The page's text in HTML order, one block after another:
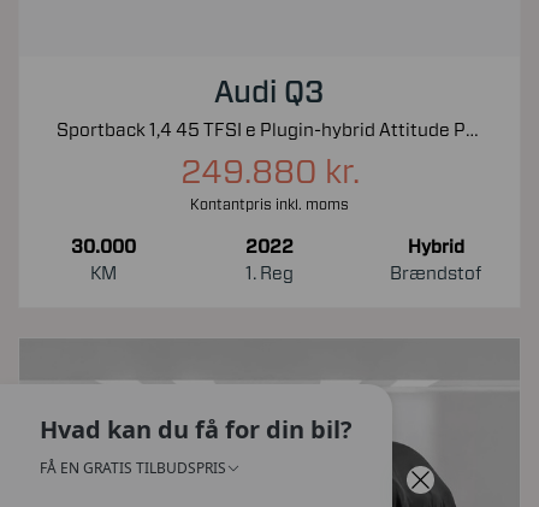
Audi Q3
Sportback 1,4 45 TFSI e Plugin-hybrid Attitude Plus S Tronic 245HK 5d 6g Aut.
249.880 kr.
Kontantpris inkl. moms
30.000
KM
2022
1. Reg
Hybrid
Brændstof
Hvad kan du få for din bil?
FÅ EN GRATIS TILBUDSPRIS